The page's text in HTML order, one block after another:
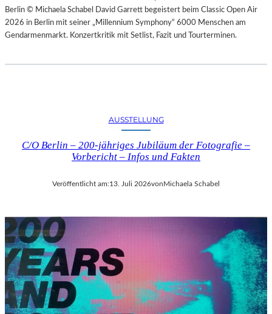
Berlin © Michaela Schabel David Garrett begeistert beim Classic Open Air
2026 in Berlin mit seiner „Millennium Symphony“ 6000 Menschen am
Gendarmenmarkt. Konzertkritik mit Setlist, Fazit und Tourterminen.
AUSSTELLUNG
C/O Berlin – 200-jähriges Jubiläum der Fotografie –
Vorbericht – Infos und Fakten
Veröffentlicht am:13. Juli 2026vonMichaela Schabel